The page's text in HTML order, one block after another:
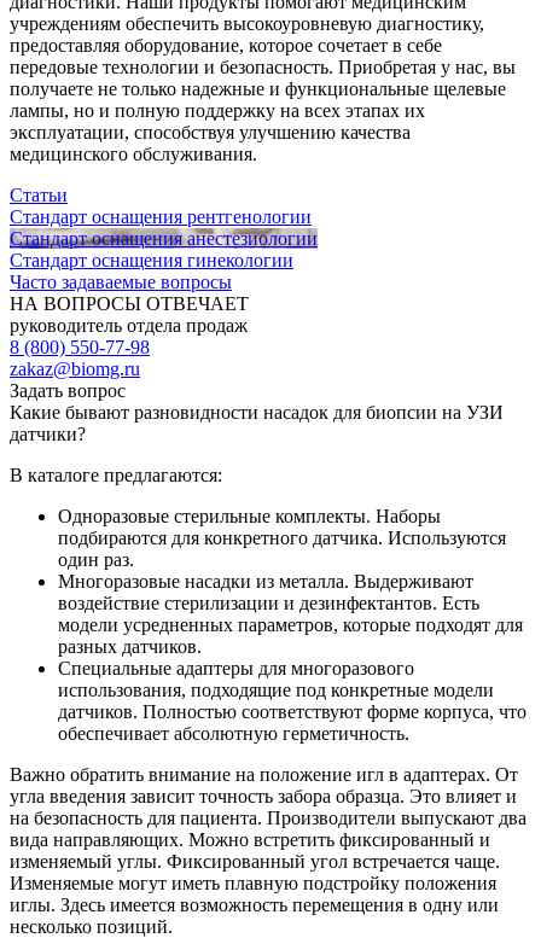
учреждениям обеспечить высокоуровневую диагностику,
предоставляя оборудование, которое сочетает в себе
передовые технологии и безопасность. Приобретая у нас, вы
получаете не только надежные и функциональные щелевые
лампы, но и полную поддержку на всех этапах их
эксплуатации, способствуя улучшению качества
медицинского обслуживания.
Статьи
Стандарт оснащения рентгенологии
Стандарт оснащения анестезиологии
Стандарт оснащения гинекологии
Часто задаваемые вопросы
НА ВОПРОСЫ ОТВЕЧАЕТ
руководитель отдела продаж
8 (800) 550-77-98
zakaz@biomg.ru
Задать вопрос
Какие бывают разновидности насадок для биопсии на УЗИ
датчики?
В каталоге предлагаются:
Одноразовые стерильные комплекты. Наборы
подбираются для конкретного датчика. Используются
один раз.
Многоразовые насадки из металла. Выдерживают
воздействие стерилизации и дезинфектантов. Есть
модели усредненных параметров, которые подходят для
разных датчиков.
Специальные адаптеры для многоразового
использования, подходящие под конкретные модели
датчиков. Полностью соответствуют форме корпуса, что
обеспечивает абсолютную герметичность.
Важно обратить внимание на положение игл в адаптерах. От
угла введения зависит точность забора образца. Это влияет и
на безопасность для пациента. Производители выпускают два
вида направляющих. Можно встретить фиксированный и
изменяемый углы. Фиксированный угол встречается чаще.
Изменяемые могут иметь плавную подстройку положения
иглы. Здесь имеется возможность перемещения в одну или
несколько позиций.